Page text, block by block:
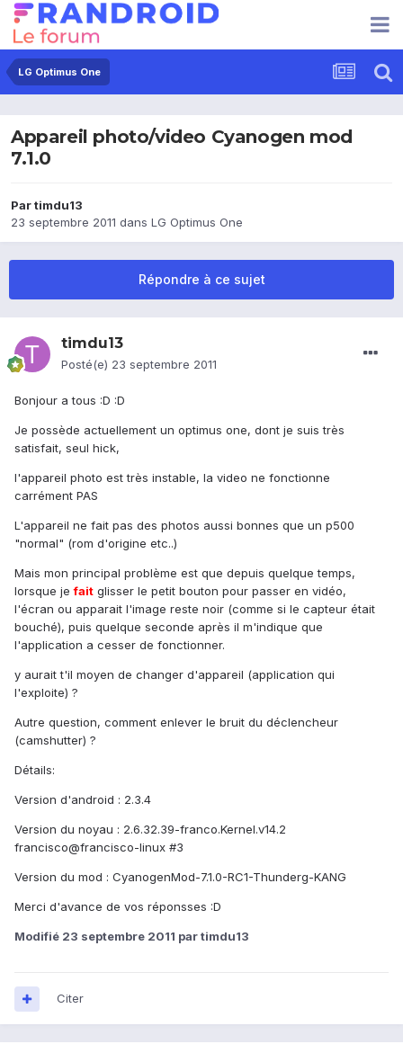
LG Optimus One
Appareil photo/video Cyanogen mod
7.1.0
Partimdu13
23 septembre 2011 dans LG Optimus One
Répondre à ce sujet
timdu13
Posté(e) 23 septembre 2011
Bonjour a tous :D :D
Je possède actuellement un optimus one, dont je suis très
satisfait, seul hick,
l'appareil photo est très instable, la video ne fonctionne
carrément PAS
L'appareil ne fait pas des photos aussi bonnes que un p500
"normal" (rom d'origine etc..)
Mais mon principal problème est que depuis quelque temps,
lorsque jefait glisser le petit bouton pour passer en vidéo,
l'écran ou apparait l'image reste noir (comme si le capteur était
bouché), puis quelque seconde après il m'indique que
l'application a cesser de fonctionner.
y aurait t'il moyen de changer d'appareil (application qui
l'exploite) ?
Autre question, comment enlever le bruit du déclencheur
(camshutter) ?
Détails:
Version d'android : 2.3.4
Version du noyau : 2.6.32.39-franco.Kernel.v14.2
francisco@francisco-linux #3
Version du mod : CyanogenMod-7.1.0-RC1-Thunderg-KANG
Merci d'avance de vos réponsses :D
Modifié 23 septembre 2011 par timdu13
Citer